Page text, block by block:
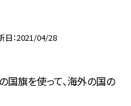
日 2021/04/28
国旗を使って、海外の国の